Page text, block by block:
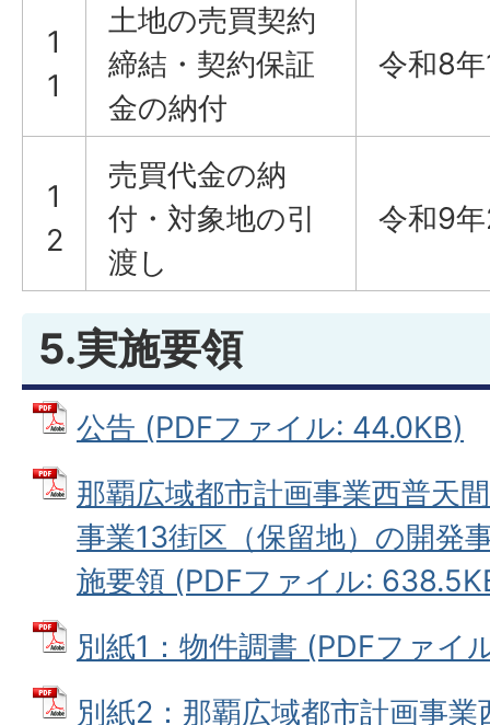
1
1
土地の売買契約
締結・契約保証
金の納付
令和8
1
2
売買代金の納
付・対象地の引
渡し
令和9
5.実施要領
公告 (PDFファイル: 44.0KB)
那覇広域都市計画事業西普天
事業13街区（保留地）の開発
施要領 (PDFファイル:
別紙1：物件調書 (PDFファイ
別紙2：那覇広域都市計画事